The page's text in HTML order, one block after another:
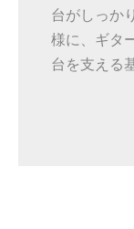
台がしっか
様に、ギタ
台を支える